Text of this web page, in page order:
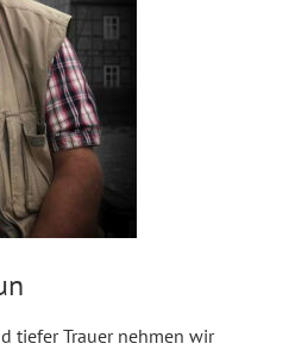
tiefer Trauer nehmen wir